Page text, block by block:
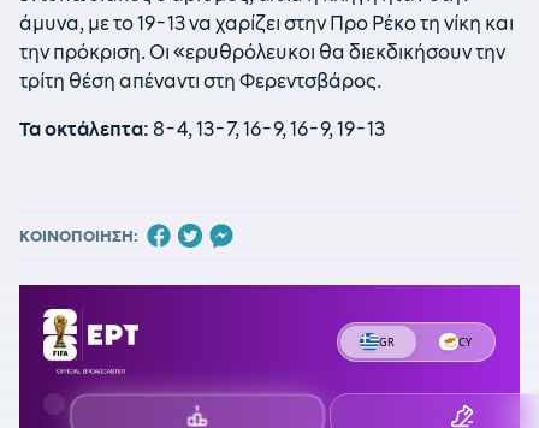
άμυνα, με το 19-13 να χαρίζει στην Προ Ρέκο τη νίκη και
την πρόκριση. Οι «ερυθρόλευκοι θα διεκδικήσουν την
τρίτη θέση απέναντι στη Φερεντσβάρος.
Τα οκτάλεπτα: 8-4, 13-7, 16-9, 16-9, 19-13
ΚΟΙΝΟΠΟΙΗΣΗ: